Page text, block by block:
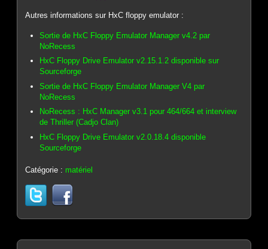
Autres informations sur HxC floppy emulator :
Sortie de HxC Floppy Emulator Manager v4.2 par
NoRecess
HxC Floppy Drive Emulator v2.15.1.2 disponible sur
Sourceforge
Sortie de HxC Floppy Emulator Manager V4 par
NoRecess
NoRecess : HxC Manager v3.1 pour 464/664 et interview
de Thriller (Cadjo Clan)
HxC Floppy Drive Emulator v2.0.18.4 disponible
Sourceforge
Catégorie : matériel